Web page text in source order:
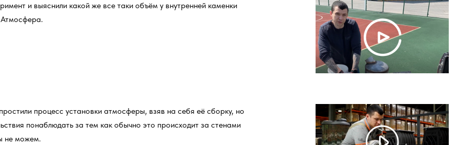
и выяснили какой же все таки объём у внутренней каменки
процесс установки атмосферы, взяв на себя её сборку, но
понаблюдать за тем как обычно это происходит за стенами
не можем.